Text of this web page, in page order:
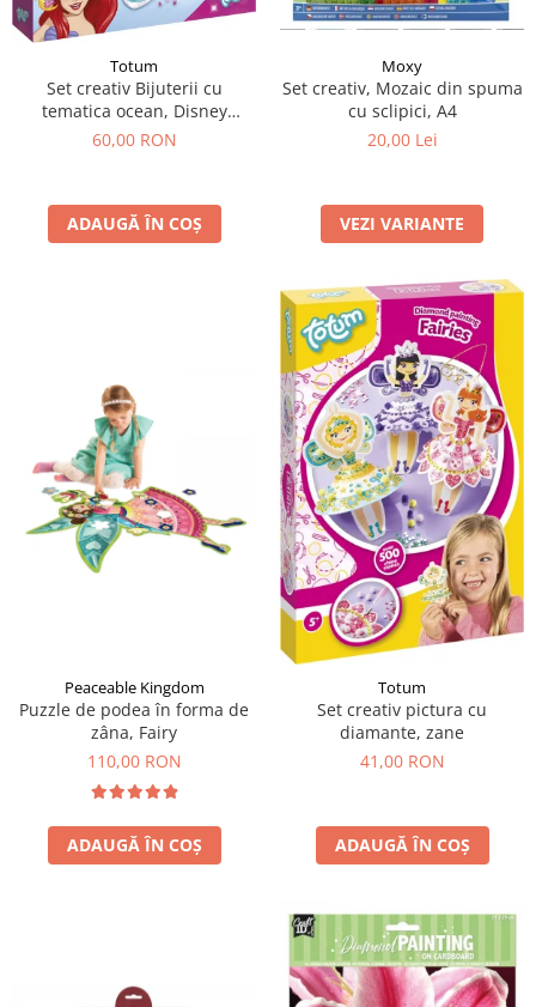
Totum
Set creativ Bijuterii cu
tematica ocean, Disney
Princess
60,00 RON
ADAUGĂ ÎN COȘ
Moxy
Set creativ, Mozaic din spuma
cu sclipici, A4
20,00 Lei
VEZI VARIANTE
Peaceable Kingdom
Puzzle de podea în forma de
zâna, Fairy
110,00 RON
ADAUGĂ ÎN COȘ
Totum
Set creativ pictura cu
diamante, zane
41,00 RON
ADAUGĂ ÎN COȘ